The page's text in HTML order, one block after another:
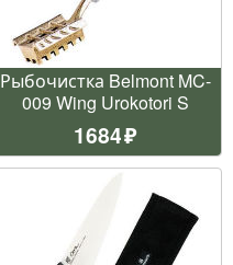
Рыбочистка Belmont MC-
009 Wing Urokotori S
1684